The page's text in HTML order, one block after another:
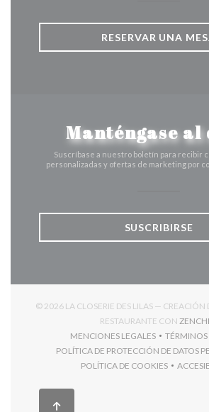
RESERVAR UNA
Manténgase
Suscríbase a nuestro boletín para recibir
personalizadas y ofertas de marketing por
SUSCRIBIRSE
© 2026 LA CLOSERIE DES LILAS — CREACIÓN
RESTAURANTE CON
MENCIONES LEGALES
((ABRE EN UNA NUEVA
TÉRMINOS
POLÍTICA DE PROTECCIÓN DE DATOS
((ABRE EN
POLÍTICA DE COOKIES
((ABRE EN UNA